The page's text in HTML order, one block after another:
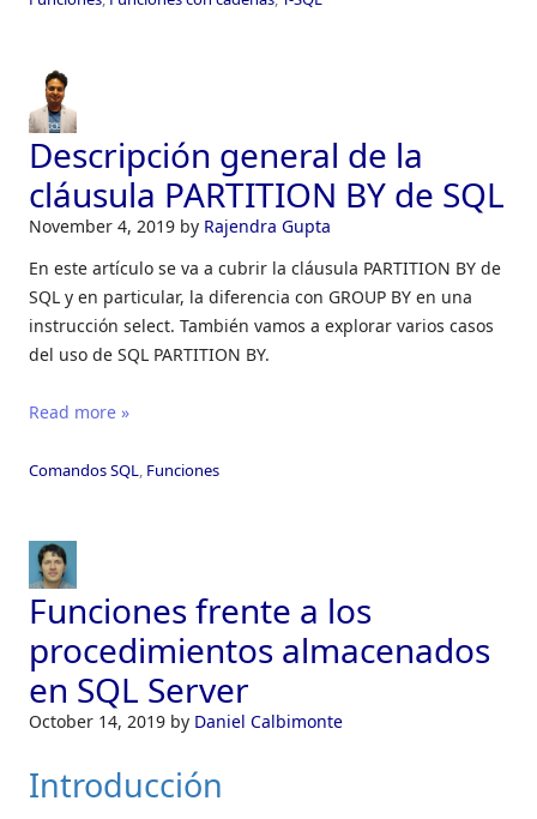
Descripción general de la
cláusula PARTITION BY de SQL
November 4, 2019 by Rajendra Gupta
En este artículo se va a cubrir la cláusula PARTITION BY de
SQL y en particular, la diferencia con GROUP BY en una
instrucción select. También vamos a explorar varios casos
del uso de SQL PARTITION BY.
Read more »
Comandos SQL, Funciones
Funciones frente a los
procedimientos almacenados
en SQL Server
October 14, 2019 by Daniel Calbimonte
Introducción